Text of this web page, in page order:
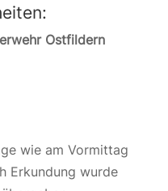
Ostfildern
wie am Vormittag
Erkundung wurde